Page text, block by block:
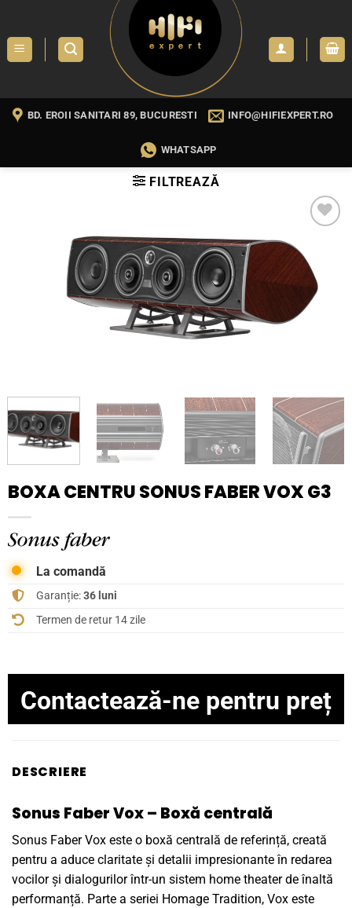
content
BD. EROII SANITARI 89, BUCURESTI INFO@HIFIEXPERT.RO
WHATSAPP
FILTREAZĂ
WISHLIST
BOXA CENTRU SONUS FABER VOX G3
La comandă
Garanție:36 luni
Termen de retur 14 zile
Contactează-ne pentru preț
DESCRIERE
Sonus Faber Vox – Boxă centrală
Sonus Faber Vox este o boxă centrală de referință, creată
pentru a aduce claritate și detalii impresionante în redarea
vocilor și dialogurilor într-un sistem home theater de înaltă
performanță. Parte a seriei Homage Tradition, Vox este